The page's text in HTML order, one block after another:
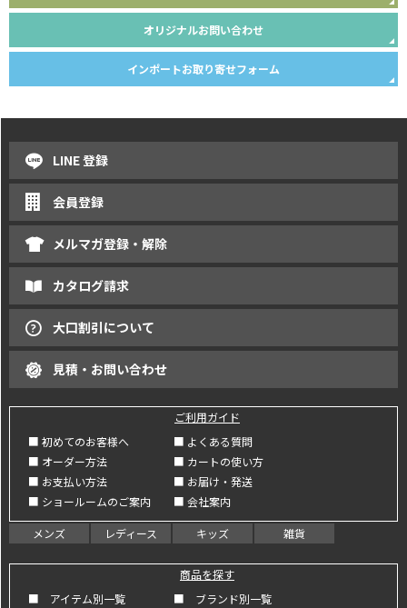
オリジナルお問い合わせ
インポートお取り寄せフォーム
LINE 登録
会員登録
メルマガ登録・解除
カタログ請求
大口割引について
見積・お問い合わせ
ご利用ガイド
■ 初めてのお客様へ
■ よくある質問
■ オーダー方法
■ カートの使い方
■ お支払い方法
■ お届け・発送
■ ショールームのご案内
■ 会社案内
メンズ レディース キッズ 雑貨
商品を探す
■ アイテム別一覧
■ ブランド別一覧